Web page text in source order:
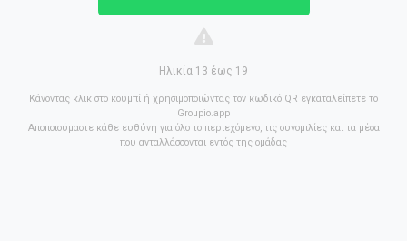
Ηλικία 13 έως 19
Κάνοντας κλικ στο κουμπί ή χρησιμοποιώντας τον κωδικό QR εγκαταλείπετε το
Groupio.app
Αποποιούμαστε κάθε ευθύνη για όλο το περιεχόμενο, τις συνομιλίες και τα μέσα
που ανταλλάσσονται εντός της ομάδας